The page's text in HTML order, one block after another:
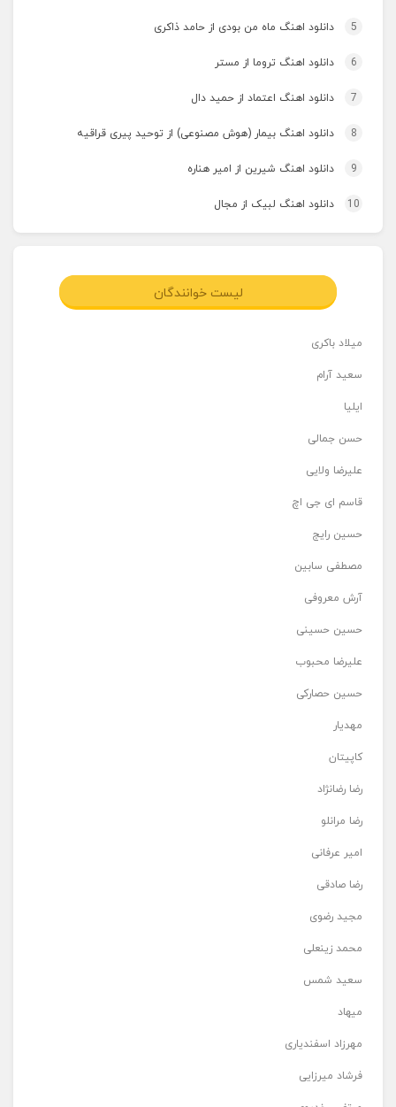
5 دانلود اهنگ ماه من بودی از حامد ذاکری
6 دانلود اهنگ تروما از مستر
7 دانلود اهنگ اعتماد از حمید دال
8 دانلود اهنگ بیمار (هوش مصنوعی) از توحید پیری قراقیه
9 دانلود اهنگ شیرین از امیر هناره
10 دانلود اهنگ لبیک از مجال
لیست خوانندگان
میلاد باکری
سعید آرام
ایلیا
حسن جمالی
علیرضا ولایی
قاسم ای جی اچ
حسین رایج
مصطفی سابین
آرش معروفی
حسین حسینی
علیرضا محبوب
حسین حصارکی
مهدیار
کاپیتان
رضا رضانژاد
رضا مرانلو
امیر عرفانی
رضا صادقی
مجید رضوی
محمد زینعلی
سعید شمس
میهاد
مهرزاد اسفندیاری
فرشاد میرزایی